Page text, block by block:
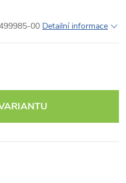
00 Detailní informace